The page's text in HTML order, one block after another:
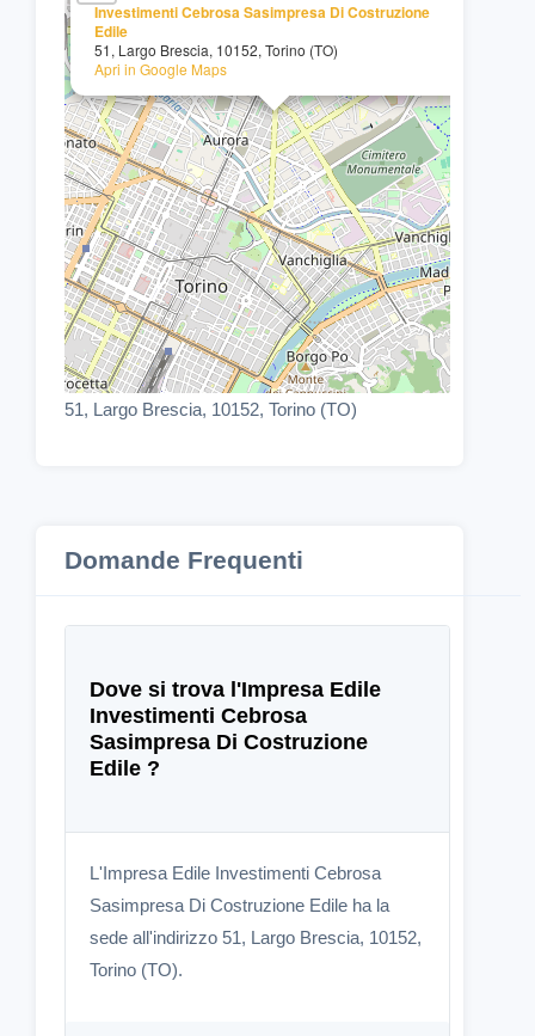
Investimenti Cebrosa Sasimpresa Di Costruzione
Edile
51, Largo Brescia, 10152, Torino (TO)
Apri in Google Maps
51, Largo Brescia, 10152, Torino (TO)
Domande Frequenti
Dove si trova l'Impresa Edile
Investimenti Cebrosa
Sasimpresa Di Costruzione
Edile ?
L'Impresa Edile Investimenti Cebrosa
Sasimpresa Di Costruzione Edile ha la
sede all'indirizzo 51, Largo Brescia, 10152,
Torino (TO).